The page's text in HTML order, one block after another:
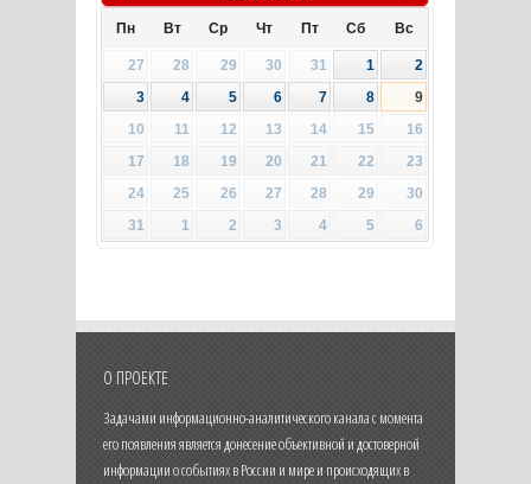
Пн Вт Ср Чт Пт Сб Вс
27 28 29 30 31 1
2
3
4 5 6 7 8
9
10
11 12 13 14 15
16
17
18 19 20 21 22
23
24
25 26 27 28 29
30
31
1 2 3 4 5 6
О ПРОЕКТЕ
Задачами информационно-аналитического канала с момента
его появления является донесение объективной и достоверной
информации о событиях в России и мире и происходящих в